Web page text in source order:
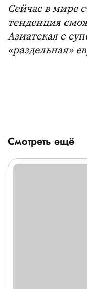
Сейчас в мире
тенденция
Азиатская с
«раздельная»
Смотреть ещё